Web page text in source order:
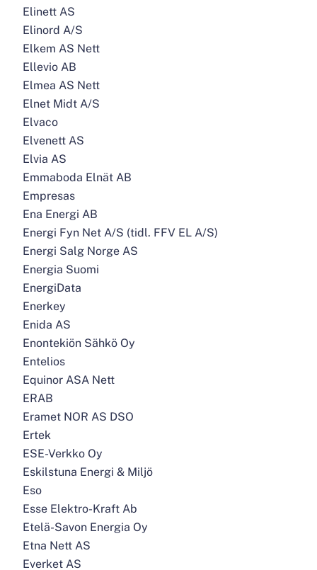
Elinett AS
Elinord A/S
Elkem AS Nett
Ellevio AB
Elmea AS Nett
Elnet Midt A/S
Elvaco
Elvenett AS
Elvia AS
Emmaboda Elnät AB
Empresas
Ena Energi AB
Energi Fyn Net A/S (tidl. FFV EL A/S)
Energi Salg Norge AS
Energia Suomi
EnergiData
Enerkey
Enida AS
Enontekiön Sähkö Oy
Entelios
Equinor ASA Nett
ERAB
Eramet NOR AS DSO
Ertek
ESE-Verkko Oy
Eskilstuna Energi & Miljö
Eso
Esse Elektro-Kraft Ab
Etelä-Savon Energia Oy
Etna Nett AS
Everket AS